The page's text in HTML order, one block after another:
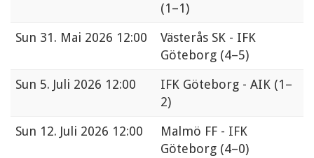
(1–1)
Sun 31. Mai 2026 12:00
Västerås SK - IFK
Göteborg (4–5)
Sun 5. Juli 2026 12:00 IFK Göteborg - AIK (1–
2)
Sun 12. Juli 2026 12:00
Malmö FF - IFK
Göteborg (4–0)